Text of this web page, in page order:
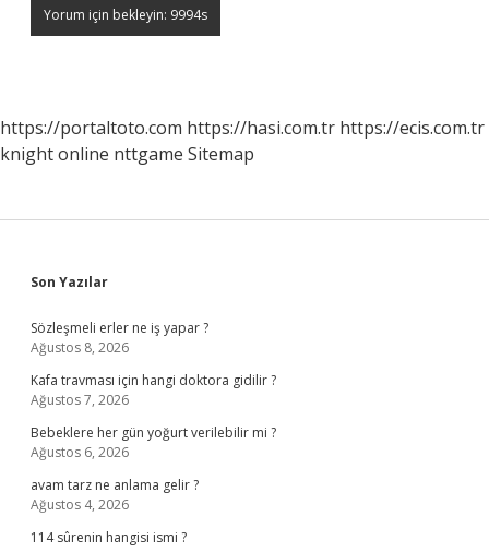
https://portaltoto.com https://hasi.com.tr https://ecis.com.tr
knight online nttgame Sitemap
Sidebar
Son Yazılar
Sözleşmeli erler ne iş yapar ?
Ağustos 8, 2026
Kafa travması için hangi doktora gidilir ?
Ağustos 7, 2026
Bebeklere her gün yoğurt verilebilir mi ?
Ağustos 6, 2026
avam tarz ne anlama gelir ?
Ağustos 4, 2026
114 sûrenin hangisi ismi ?